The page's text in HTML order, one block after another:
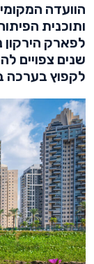
הוועדה
ותוכנית
לפארק
שנים צפויים
לקפוץ בערכה